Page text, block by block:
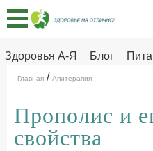
Здоровья А-Я Блог
Главная
Тесты
Про
ДЕТЯМ
Главная / Апитерапия
Прополис и
свойства